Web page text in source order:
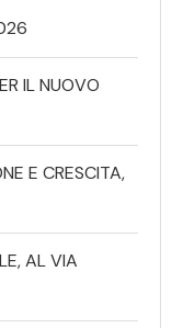
IL NUOVO
E CRESCITA,
AL VIA